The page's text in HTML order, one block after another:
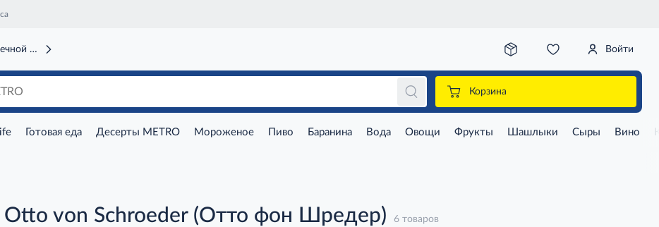
вокзал) Войти
Корзина
Готовая еда Десерты METRO Мороженое Пиво Баранина Вода Овощи Фрукты Шашлыки Сыры Вино
Otto von Schroeder (Отто фон Шредер) 6 товаров